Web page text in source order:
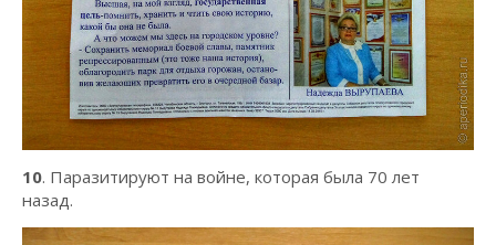
10. Паразитируют на войне, которая была 70 лет
назад.